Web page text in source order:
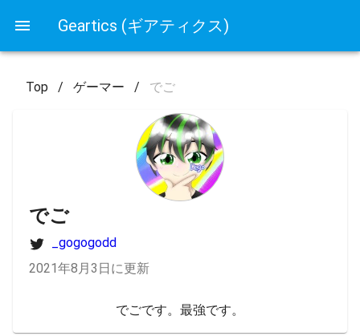
Geartics (ギアティクス)
Top / ゲーマー / でご
でご
_gogogodd
2021年8月3日に更新
でごです。最強です。